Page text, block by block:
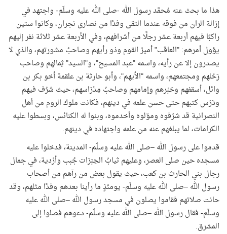
هذا ما بحث عنه مُحمَّد رسول الله -صلى الله عليه وسلّم- واجتهد في
إزالة الران من فوقه عندما التقى وفدًا من نصارى نجران، وكانوا ستين
راكبًا فيهم أربعة عشر رجلًا من أشرافهم، وفي الأربعة عشر ثلاثة نفر إليهم
يؤول أمرهم: "العاقب" أميرُ القوم وذو رأيهم وصاحبُ مشورتهم، والذي لا
يصدرون إلا عن رأيه، واسمه "عبد المسيح"، و"السيد" ثِمالهم وصاحب
رَحْلهم ومجتمعهم، واسمه "الأيهم"، وأبو حارثة بن علقمة أخو بكر بن
وائل، أسقفهم وحَبْرهم وإمامهم وصاحبُ مِدْرَاسهم، حيث شرُف فيهم
ودَرَس كتبهم حتى حسن علمه في دينهم، فكانت ملوك الروم من أهل
النصرانية قد شرّفوه وموّلوه وأخدموه، وبنوا له الكنائس، وبسطوا عليه
الكرامات، لما يبلغهم عنه من علمه واجتهاده في دينهم.
قدموا على رسول الله –صلى الله عليه وسلّم- المدينة، فدخلوا عليه
مسجده حين صلى العصر، وعليهم ثيابُ الحِبَرَات جُبب وأرْدية، في جمال
رجال بني الحارث بن كعب، حيث يقول بعض من رآهم من أصحاب
رسول الله –صلى الله عليه وسلّم- يومئذٍ ما رأينا بعدهم وفدًا مثلهم، وقد
حانت صلاتهم فقاموا يصلون في مسجد رسول الله –صلى الله عليه
وسلّم- فقال رسول الله –صلى الله عليه وسلّم- دعوهم فصلوا إلى
المشرق.